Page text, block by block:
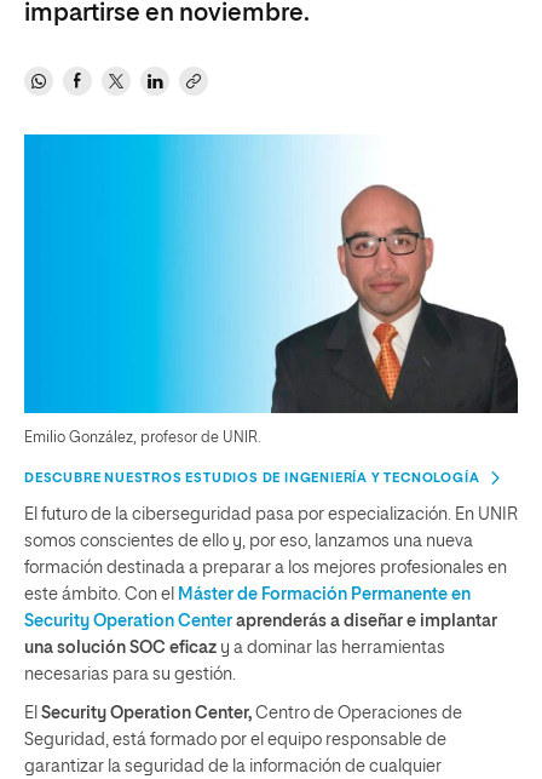
impartirse en noviembre.
Emilio González, profesor de UNIR.
DESCUBRE NUESTROS ESTUDIOS DE INGENIERÍA Y TECNOLOGÍA
El futuro de la ciberseguridad pasa por especialización. En UNIR
somos conscientes de ello y, por eso, lanzamos una nueva
formación destinada a preparar a los mejores profesionales en
este ámbito. Con el Máster de Formación Permanente en
Security Operation Center aprenderás a diseñar e implantar
una solución SOC eficaz y a dominar las herramientas
necesarias para su gestión.
El Security Operation Center, Centro de Operaciones de
Seguridad, está formado por el equipo responsable de
garantizar la seguridad de la información de cualquier